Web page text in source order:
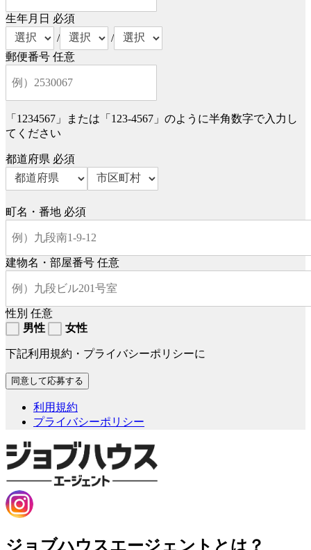
生年月日 必須
/
/
郵便番号 任意
「1234567」または「123-4567」のように半角数字で入力し
てください
都道府県 必須
町名・番地 必須
建物名・部屋番号 任意
性別 任意
男性
女性
下記利用規約・プライバシーポリシーに
利用規約
プライバシーポリシー
ジョブハウスエージェントとは？